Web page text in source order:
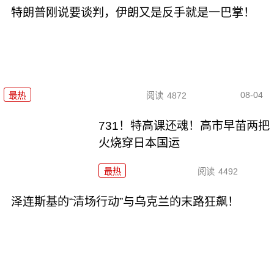
特朗普刚说要谈判，伊朗又是反手就是一巴掌！
最热 阅读 4872 08-04
731！特高课还魂！高市早苗两把
火烧穿日本国运
最热 阅读 4492
泽连斯基的“清场行动”与乌克兰的末路狂飙！